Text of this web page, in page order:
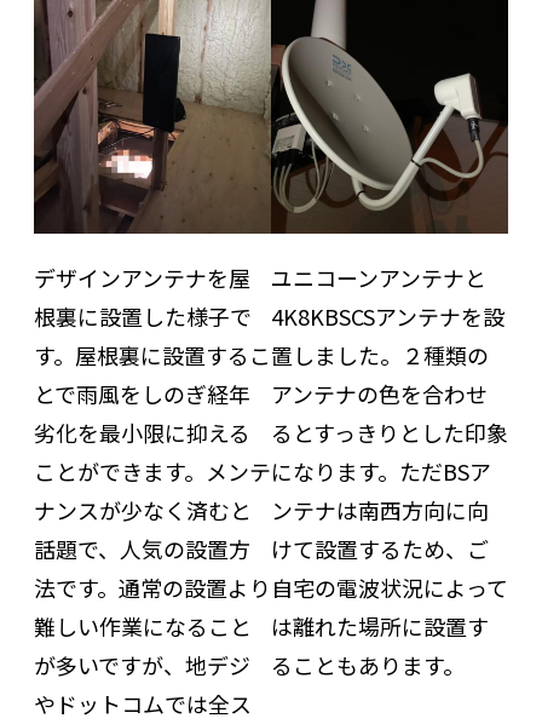
デザインアンテナを屋
根裏に設置した様子で
す。屋根裏に設置するこ
とで雨風をしのぎ経年
劣化を最小限に抑える
ことができます。メンテ
ナンスが少なく済むと
話題で、人気の設置方
法です。通常の設置より
難しい作業になること
が多いですが、地デジ
やドットコムでは全ス
ユニコーンアンテナと
4K8KBSCSアンテナを設
置しました。２種類の
アンテナの色を合わせ
るとすっきりとした印象
になります。ただBSア
ンテナは南西方向に向
けて設置するため、ご
自宅の電波状況によって
は離れた場所に設置す
ることもあります。